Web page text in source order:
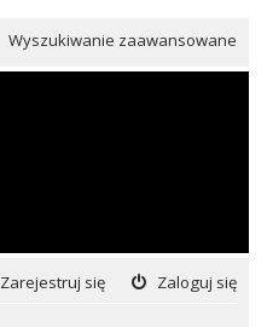
Wyszukiwanie zaawansowane
Zaloguj się
Zarejestruj się